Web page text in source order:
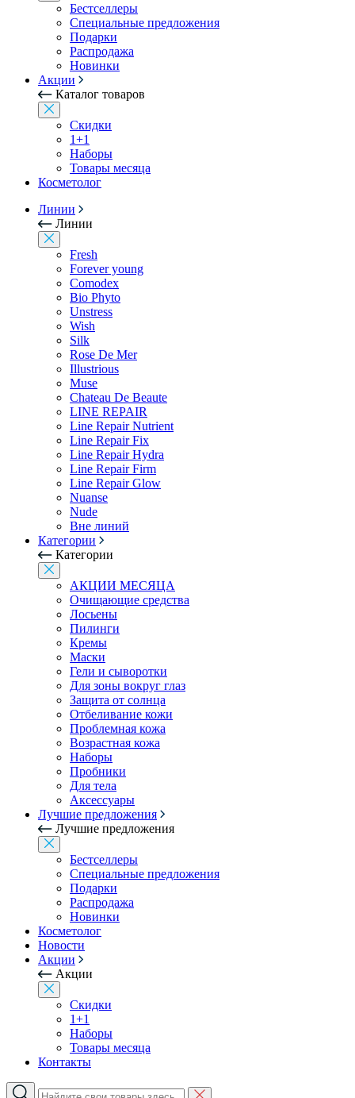
Бестселлеры
Специальные предложения
Подарки
Распродажа
Новинки
Акции
Каталог товаров
Скидки
1+1
Наборы
Товары месяца
Косметолог
Линии
Линии
Fresh
Forever young
Comodex
Bio Phyto
Unstress
Wish
Silk
Rose De Mer
Illustrious
Muse
Chateau De Beaute
LINE REPAIR
Line Repair Nutrient
Line Repair Fix
Line Repair Hydra
Line Repair Firm
Line Repair Glow
Nuanse
Nude
Вне линий
Категории
Категории
АКЦИИ МЕСЯЦА
Очищающие средства
Лосьены
Пилинги
Кремы
Маски
Гели и сыворотки
Для зоны вокруг глаз
Защита от солнца
Отбеливание кожи
Проблемная кожа
Возрастная кожа
Наборы
Пробники
Для тела
Аксессуары
Лучшие предложения
Лучшие предложения
Бестселлеры
Специальные предложения
Подарки
Распродажа
Новинки
Косметолог
Новости
Акции
Акции
Скидки
1+1
Наборы
Товары месяца
Контакты